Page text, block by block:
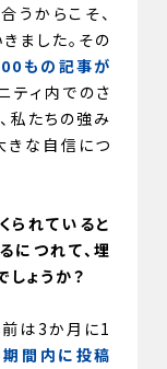
うからこそ、
ました。その
もの記事が
ティ内でのさ
私たちの強み
きな自信につ
られていると
につれて、埋
ょうか？
は3か月に1
期間内に投稿